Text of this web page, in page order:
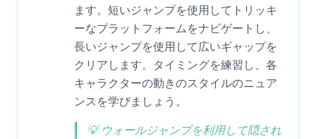
ます。短いジャンプを使用してトリッキ
ーなプラットフォームをナビゲートし、
長いジャンプを使用して広いギャップを
クリアします。タイミングを練習し、各
キャラクターの動きのスタイルのニュア
ンスを学びましょう。
💡 ウォールジャンプを利用して隠され